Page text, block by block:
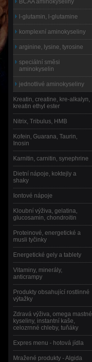
BCAA aminokyseliny
l-glutamin, l-glutamine
komplexní aminokyseliny
arginine, lysine, tyrosine
speciální směsi
aminokyselin
jednotlivé aminokyseliny
Kreatin, creatine, kre-alkalyn,
kreatin ethyl ester
Nitrix, Tribulus, HMB
Kofein, Guarana, Taurin,
Inosin
Karnitin, carnitin, synephrine
Dietní nápoje, koktejly a
shaky
Iontové nápoje
Kloubní výživa, gelatina,
glucosamin, chondroitin
Proteinové, energetické a
musli tyčinky
Energetické gely a tablety
Vitaminy, minerály,
anticrampy
Produkty obsahující rostlinné
výtažky
Zdravá výživa, omega mastné
kyseliny, instantní kaše,
celozrnné chleby, tuňáky
Expres menu - hotová jídla
Mražené produkty - Algida